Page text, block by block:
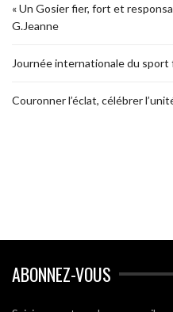
« Un Gosier fier, fort et
G.Jeanne
Journée internationale du sport
Couronner l’éclat, célébrer
ABONNEZ-VOUS